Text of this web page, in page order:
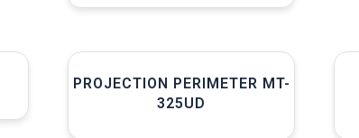
PROJECTION PERIMETER MT-
325UD